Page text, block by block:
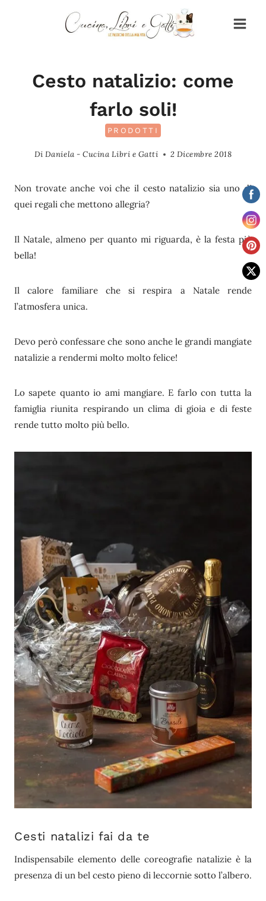
Cesto natalizio: come
farlo soli!
PRODOTTI
Di Daniela - Cucina Libri e Gatti 2 Dicembre 2018
Non trovate anche voi che il cesto natalizio sia uno di
quei regali che mettono allegria?
Il Natale, almeno per quanto mi riguarda, è la festa più
bella!
Il calore familiare che si respira a Natale rende
l’atmosfera unica.
Devo però confessare che sono anche le grandi mangiate
natalizie a rendermi molto molto felice!
Lo sapete quanto io ami mangiare. E farlo con tutta la
famiglia riunita respirando un clima di gioia e di feste
rende tutto molto più bello.
Cesti natalizi fai da te
Indispensabile elemento delle coreografie natalizie è la
presenza di un bel cesto pieno di leccornie sotto l’albero.